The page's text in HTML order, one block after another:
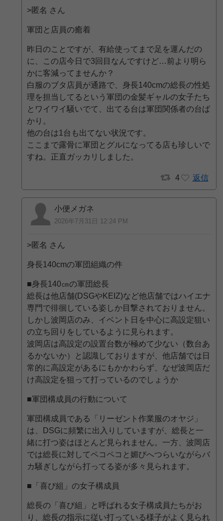
>匿名 さん
軍団と店員の癒着
昨日のことですが、有給使ってまで足を運んだの
に、この店今日で3回目なんですけど…前より明ら
かに客減ってませんか？
白服のブタ店員が通路で、身長140cmの総長の性処
理を担当してるという軍団の金髪ギャルの女子たち
とワイワイ騒いでて、出てる台は軍団関係者の台ば
かり。
他の台は1台も出てない状況です。
ここまで露骨に軍団とグルになってる店も珍しいで
すね。正直ガッカリしました。
4 返信
小便メガネ
2026年7月31日 12:24 PM
>匿名 さん
身長140cmの軍団組織の件
■身長140㎝の軍団総長
総長は他店舗(DSGやKEIZ)など他店舗ではハイエナ
専門で徘徊している姿しか目撃されておりません。
しかし波岡店のみ、イベント日を中心に高設定狙い
の立ち回りをしているように見られます。
波岡店は高設定の設置台数が極めて少ない（数台あ
るかないか）と認識しておりますが、他店舗では日
常的に高設定があるにもかかわらず、なぜ波岡店だ
け高設定を狙って打っているのでしょうか
■軍団構成員の行動について
軍団構成員である「リーゼント作業服のオヤジ」
は、DSGに頻繁に出入りしていますが、総長と一
緒に打つ姿はほとんど見られません。一方、波岡店
では総長に対してペコペコと媚びへつらいながらバ
カ騒ぎしながら打ってる姿が多々見られます。
■「喜び組」の女子構成員
総長の「喜び組」と呼ばれる女子構成員たちがお
り、総長の指示に従い打っている様子がよく見られ